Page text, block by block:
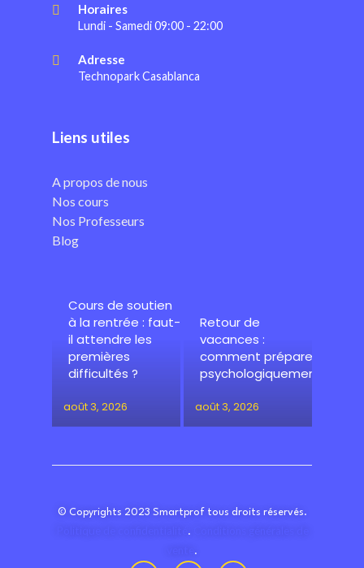
Horaires
Lundi - Samedi 09:00 - 22:00
Adresse
Technopark Casablanca
Liens utiles
A propos de nous
Nos cours
Nos Professeurs
Blog
Cours de soutien
à la rentrée : faut-
il attendre les
premières
difficultés ?
août 3, 2026
Retour de
vacances :
comment préparer
psychologiquement
août 3, 2026
© Copyrights 2023 Smartprof tous droits réservés.
.
.